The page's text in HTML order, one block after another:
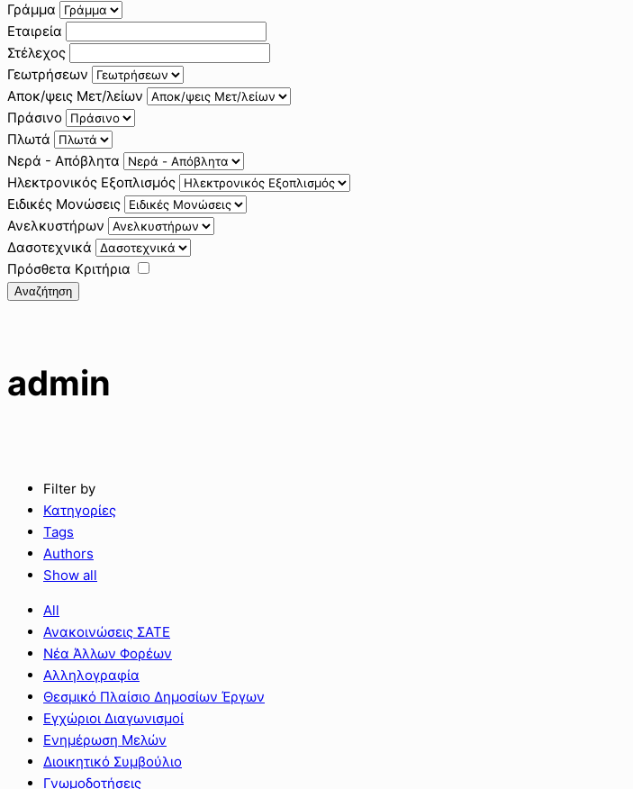
Γράμμα
Εταιρεία
Στέλεχος
Γεωτρήσεων
Αποκ/ψεις Μετ/λείων
Πράσινο
Πλωτά
Νερά - Απόβλητα
Ηλεκτρονικός Εξοπλισμός
Ειδικές Μονώσεις
Ανελκυστήρων
Δασοτεχνικά
Πρόσθετα Κριτήρια
Αναζήτηση
admin
Filter by
Κατηγορίες
Tags
Authors
Show all
All
Ανακοινώσεις ΣΑΤΕ
Νέα Άλλων Φορέων
Αλληλογραφία
Θεσμικό Πλαίσιο Δημοσίων Έργων
Εγχώριοι Διαγωνισμοί
Ενημέρωση Μελών
Διοικητικό Συμβούλιο
Γνωμοδοτήσεις